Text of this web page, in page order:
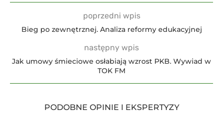
poprzedni wpis
Bieg po zewnętrznej. Analiza reformy edukacyjnej
następny wpis
Jak umowy śmieciowe osłabiają wzrost PKB. Wywiad w
TOK FM
PODOBNE OPINIE I EKSPERTYZY